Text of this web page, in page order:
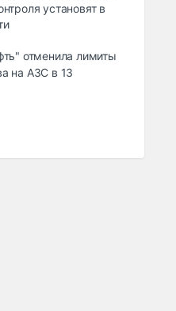
установят в
отменила лимиты
на АЗС в 13